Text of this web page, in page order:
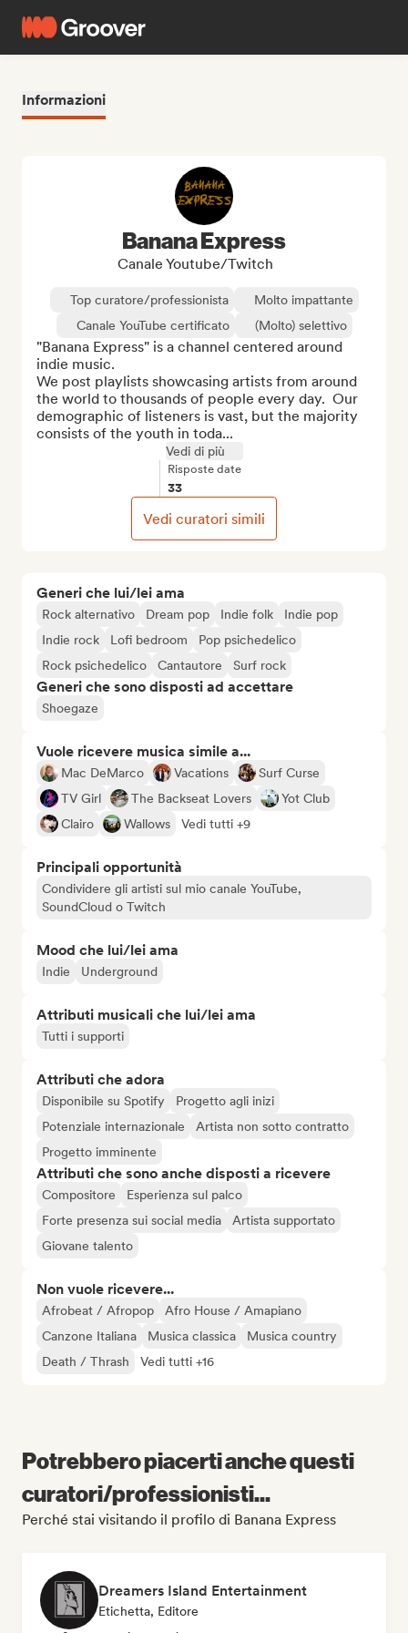
Informazioni
Generi che lui/lei ama
Rock alternativo Dream pop Indie folk
Indie pop
Indie rock
Lofi bedroom
Pop psichedelico
Rock psichedelico
Cantautore Surf rock
Generi che sono disposti ad accettare
Shoegaze
Vuole ricevere musica simile a...
Mac DeMarco Vacations
Surf Curse
TV Girl
The Backseat Lovers
Yot Club
Clairo
Wallows Vedi tutti +9
Principali opportunità
Condividere gli artisti sul mio canale YouTube,
SoundCloud o Twitch
Mood che lui/lei ama
Indie Underground
Attributi musicali che lui/lei ama
Tutti i supporti
Attributi che adora
Disponibile su Spotify
Progetto agli inizi
Potenziale internazionale
Artista non sotto contratto
Progetto imminente
Attributi che sono anche disposti a ricevere
Compositore
Esperienza sul palco
Forte presenza sui social media
Artista supportato
Giovane talento
Non vuole ricevere...
Afrobeat / Afropop
Afro House / Amapiano
Canzone Italiana
Musica classica
Musica country
Death / Thrash
Vedi tutti +16
Banana Express
Canale Youtube/Twitch
Top curatore/professionista
Molto impattante
Canale YouTube certificato
(Molto) selettivo
"Banana Express" is a channel centered around
indie music.
We post playlists showcasing artists from around
the world to thousands of people every day.  Our
demographic of listeners is vast, but the majority
consists of the youth in toda...
Vedi di più
Risposte date
33
Vedi curatori simili
Potrebbero piacerti anche questi
curatori/professionisti...
Perché stai visitando il profilo di Banana Express
Dreamers Island Entertainment
Etichetta, Editore